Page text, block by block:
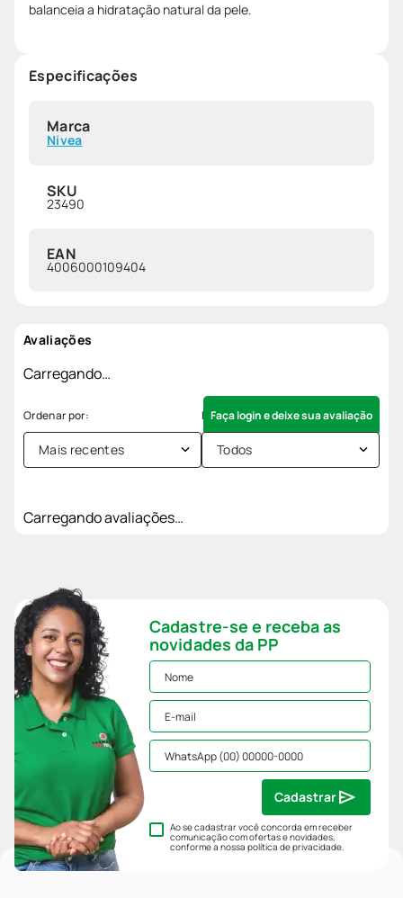
balanceia a hidratação natural da pele.
Especificações
Marca
Nivea
SKU
23490
EAN
4006000109404
Avaliações
Carregando…
Faça login e deixe sua avaliação
Mais recentes Todos
Carregando avaliações…
Cadastre-se e receba as
novidades da PP
Ao se cadastrar você concorda em receber
comunicação com ofertas e novidades,
conforme a nossapolítica de privacidade.
Cadastrar